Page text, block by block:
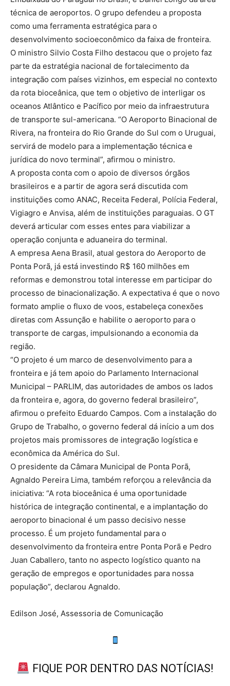
técnica de aeroportos. O grupo defendeu a proposta
como uma ferramenta estratégica para o
desenvolvimento socioeconômico da faixa de fronteira.
O ministro Silvio Costa Filho destacou que o projeto faz
parte da estratégia nacional de fortalecimento da
integração com países vizinhos, em especial no contexto
da rota bioceânica, que tem o objetivo de interligar os
oceanos Atlântico e Pacífico por meio da infraestrutura
de transporte sul-americana. “O Aeroporto Binacional de
Rivera, na fronteira do Rio Grande do Sul com o Uruguai,
servirá de modelo para a implementação técnica e
jurídica do novo terminal”, afirmou o ministro.
A proposta conta com o apoio de diversos órgãos
brasileiros e a partir de agora será discutida com
instituições como ANAC, Receita Federal, Polícia Federal,
Vigiagro e Anvisa, além de instituições paraguaias. O GT
deverá articular com esses entes para viabilizar a
operação conjunta e aduaneira do terminal.
A empresa Aena Brasil, atual gestora do Aeroporto de
Ponta Porã, já está investindo R$ 160 milhões em
reformas e demonstrou total interesse em participar do
processo de binacionalização. A expectativa é que o novo
formato amplie o fluxo de voos, estabeleça conexões
diretas com Assunção e habilite o aeroporto para o
transporte de cargas, impulsionando a economia da
região.
“O projeto é um marco de desenvolvimento para a
fronteira e já tem apoio do Parlamento Internacional
Municipal – PARLIM, das autoridades de ambos os lados
da fronteira e, agora, do governo federal brasileiro”,
afirmou o prefeito Eduardo Campos. Com a instalação do
Grupo de Trabalho, o governo federal dá início a um dos
projetos mais promissores de integração logística e
econômica da América do Sul.
O presidente da Câmara Municipal de Ponta Porã,
Agnaldo Pereira Lima, também reforçou a relevância da
iniciativa: “A rota bioceânica é uma oportunidade
histórica de integração continental, e a implantação do
aeroporto binacional é um passo decisivo nesse
processo. É um projeto fundamental para o
desenvolvimento da fronteira entre Ponta Porã e Pedro
Juan Caballero, tanto no aspecto logístico quanto na
geração de empregos e oportunidades para nossa
população”, declarou Agnaldo.
Edilson José, Assessoria de Comunicação
FIQUE POR DENTRO DAS NOTÍCIAS!